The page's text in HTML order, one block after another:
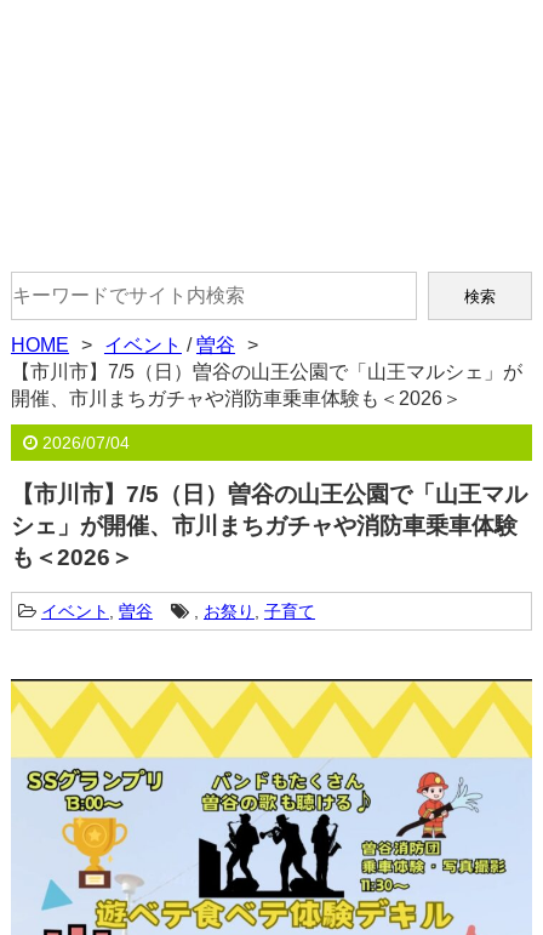
HOME イベント /曽谷
【市川市】7/5（日）曽谷の山王公園で「山王マルシェ」が
開催、市川まちガチャや消防車乗車体験も＜2026＞
2026/07/04
【市川市】7/5（日）曽谷の山王公園で「山王マル
シェ」が開催、市川まちガチャや消防車乗車体験
も＜2026＞
イベント 曽谷 , お祭り 子育て